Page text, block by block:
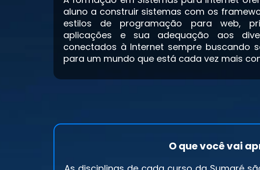
aluno a construir sistemas com os
estilos de programação para web,
aplicações e sua adequação aos
conectados à Internet sempre buscando
para um mundo que está cada vez mais
O que você vai